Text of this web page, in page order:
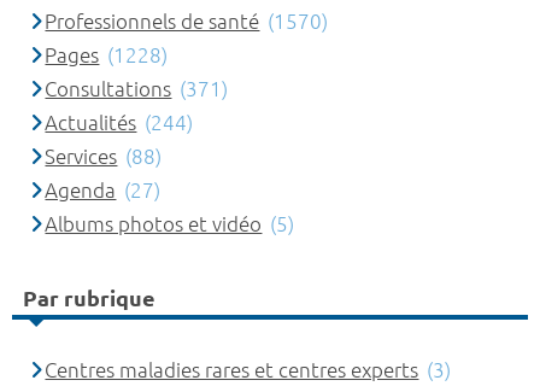
Professionnels de santé (1570)
Pages (1228)
Consultations (371)
Actualités (244)
Services (88)
Agenda (27)
Albums photos et vidéo (5)
Par rubrique
Centres maladies rares et centres experts (3)